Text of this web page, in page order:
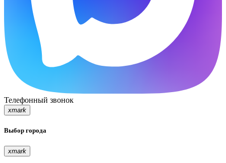
Телефонный звонок
xmark
Выбор города
xmark